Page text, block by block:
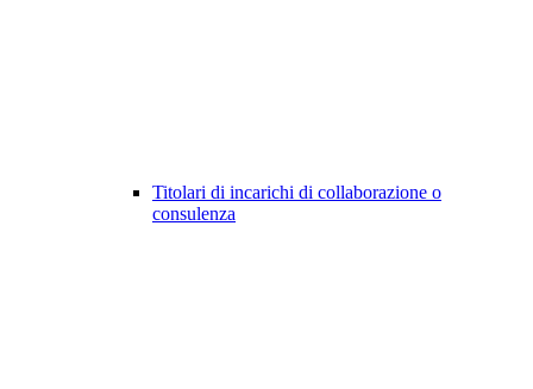
Titolari di incarichi di collaborazione o
consulenza